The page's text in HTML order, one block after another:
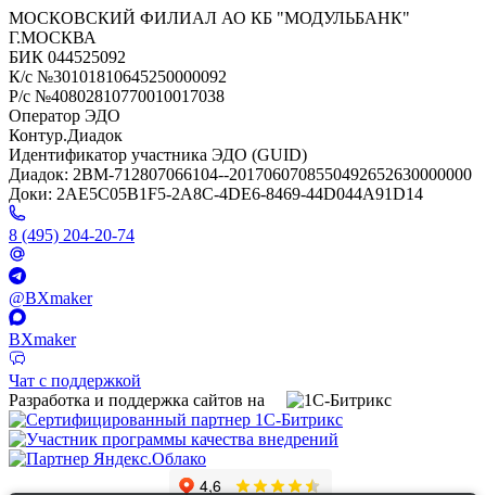
МОСКОВСКИЙ ФИЛИАЛ АО КБ "МОДУЛЬБАНК"
Г.МОСКВА
БИК 044525092
К/с №30101810645250000092
Р/с №40802810770010017038
Оператор ЭДО
Контур.Диадок
Идентификатор участника ЭДО (GUID)
Диадок: 2BM-712807066104--2017060708550492652630000000
Доки: 2AE5C05B1F5-2A8C-4DE6-8469-44D044A91D14
8 (495) 204-20-74
@BXmaker
BXmaker
Чат с поддержкой
Разработка и поддержка сайтов на